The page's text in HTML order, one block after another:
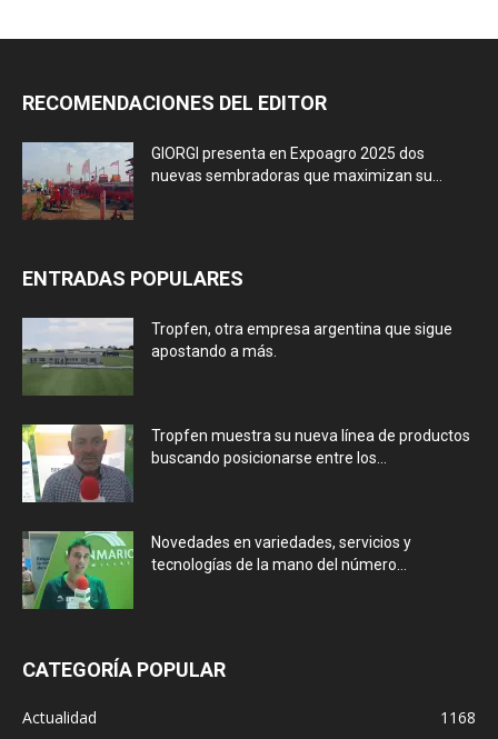
RECOMENDACIONES DEL EDITOR
GIORGI presenta en Expoagro 2025 dos
nuevas sembradoras que maximizan su...
ENTRADAS POPULARES
Tropfen, otra empresa argentina que sigue
apostando a más.
Tropfen muestra su nueva línea de productos
buscando posicionarse entre los...
Novedades en variedades, servicios y
tecnologías de la mano del número...
CATEGORÍA POPULAR
Actualidad
1168